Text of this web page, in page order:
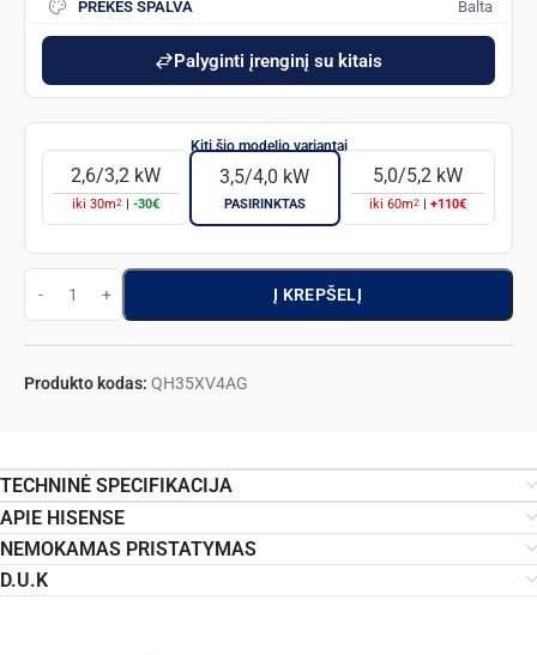
PREKĖS SPALVA Balta
Palyginti įrenginį su kitais
2,6/3,2 kW
iki30m2 -30€
3,5/4,0 kW
PASIRINKTAS
5,0/5,2 kW
iki 60m2 +110€
Į KREPŠELĮ
Produkto kodas: QH35XV4AG
TECHNINĖ SPECIFIKACIJA
APIE HISENSE
NEMOKAMAS PRISTATYMAS
D.U.K